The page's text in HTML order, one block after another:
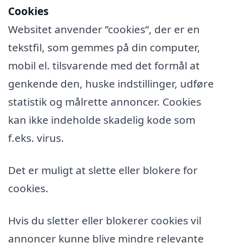
Cookies
Websitet anvender ”cookies”, der er en
tekstfil, som gemmes på din computer,
mobil el. tilsvarende med det formål at
genkende den, huske indstillinger, udføre
statistik og målrette annoncer. Cookies
kan ikke indeholde skadelig kode som
f.eks. virus.
Det er muligt at slette eller blokere for
cookies.
Hvis du sletter eller blokerer cookies vil
annoncer kunne blive mindre relevante